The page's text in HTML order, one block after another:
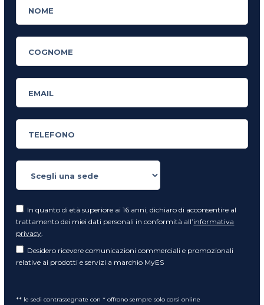
In quanto di età superiore ai 16 anni, dichiaro di acconsentire al
trattamento dei miei dati personali in conformità all’informativa
privacy.
Desidero ricevere comunicazioni commerciali e promozionali
relative ai prodotti e servizi a marchio MyES
** le sedi contrassegnate con * offrono sempre solo corsi online